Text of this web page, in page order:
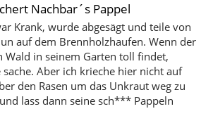
Nachbar´s Pappel
Krank, wurde abgesägt und teile von
auf dem Brennholzhaufen. Wenn der
Wald in seinem Garten toll findet,
sache. Aber ich krieche hier nicht auf
den Rasen um das Unkraut weg zu
lass dann seine sch*** Pappeln